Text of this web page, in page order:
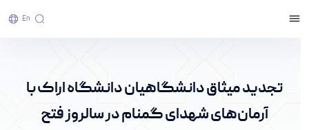
En
آرمان‌های شهدای گمنام در سالروز فتح خرمشهر -
پرتال خبری دانشگاه اراک
تجدید میثاق دانشگاهیان دانشگاه اراک با
آرمان‌های شهدای گمنام در سالروز فتح